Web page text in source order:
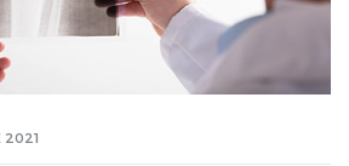
2021